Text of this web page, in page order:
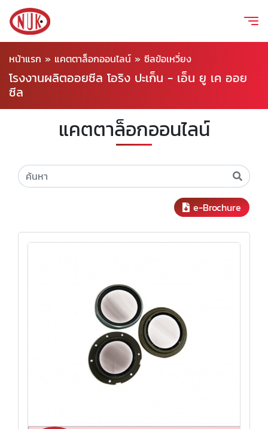
หน้าแรก » แคตตาล็อกออนไลน์ » ซีลข้อเหวี่ยง
โรงงานผลิตออยซีล โอริง ปะเก็น - เอ็น ยู เค ออย
ซีล
แคตตาล็อกออนไลน์
e-Brochure